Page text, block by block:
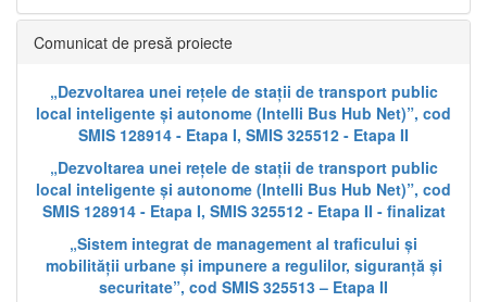
Comunicat de presă proiecte
„Dezvoltarea unei rețele de stații de transport public
local inteligente și autonome (Intelli Bus Hub Net)”, cod
SMIS 128914 - Etapa I, SMIS 325512 - Etapa II
„Dezvoltarea unei rețele de stații de transport public
local inteligente și autonome (Intelli Bus Hub Net)”, cod
SMIS 128914 - Etapa I, SMIS 325512 - Etapa II - finalizat
„Sistem integrat de management al traficului și
mobilității urbane și impunere a regulilor, siguranță și
securitate”, cod SMIS 325513 – Etapa II